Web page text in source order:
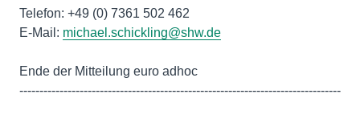
Telefon: +49 (0) 7361 502 462
E-Mail: michael.schickling@shw.de
Ende der Mitteilung euro adhoc
--------------------------------------------------------------------------------